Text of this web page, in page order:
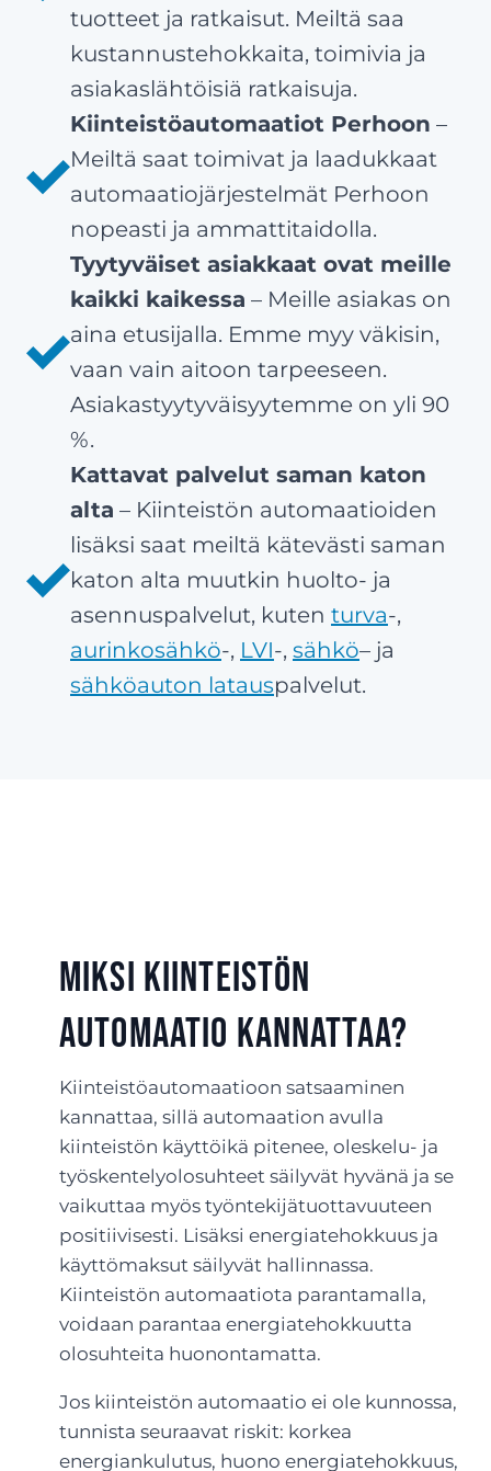
tuotteet ja ratkaisut. Meiltä saa
kustannustehokkaita, toimivia ja
asiakaslähtöisiä ratkaisuja.
Kiinteistöautomaatiot Perhoon –
Meiltä saat toimivat ja laadukkaat
automaatiojärjestelmät Perhoon
nopeasti ja ammattitaidolla.
Tyytyväiset asiakkaat ovat meille
kaikki kaikessa – Meille asiakas on
aina etusijalla. Emme myy väkisin,
vaan vain aitoon tarpeeseen.
Asiakastyytyväisyytemme on yli 90
%.
Kattavat palvelut saman katon
alta – Kiinteistön automaatioiden
lisäksi saat meiltä kätevästi saman
katon alta muutkin huolto- ja
asennuspalvelut, kuten turva-,
aurinkosähkö-, LVI-, sähkö– ja
sähköauton latauspalvelut.
Miksi kiinteistön
automaatio kannattaa?
Kiinteistöautomaatioon satsaaminen
kannattaa, sillä automaation avulla
kiinteistön käyttöikä pitenee, oleskelu- ja
työskentelyolosuhteet säilyvät hyvänä ja se
vaikuttaa myös työntekijätuottavuuteen
positiivisesti. Lisäksi energiatehokkuus ja
käyttömaksut säilyvät hallinnassa.
Kiinteistön automaatiota parantamalla,
voidaan parantaa energiatehokkuutta
olosuhteita huonontamatta.
Jos kiinteistön automaatio ei ole kunnossa,
tunnista seuraavat riskit: korkea
energiankulutus, huono energiatehokkuus,